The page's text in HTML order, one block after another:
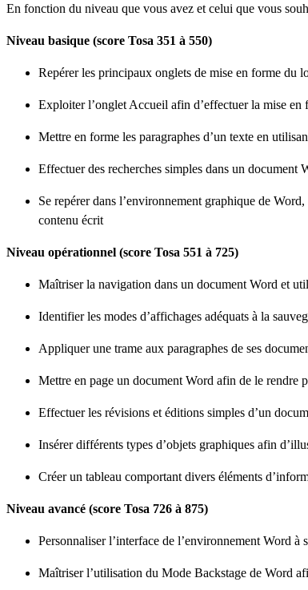
En fonction du niveau que vous avez et celui que vous
Niveau basique (score Tosa 351 à 550)
Repérer les principaux onglets de mise en forme du
Exploiter l’onglet Accueil afin d’effectuer la mise en
Mettre en forme les paragraphes d’un texte en
Effectuer des recherches simples dans un document
Se repérer dans l’environnement graphique de
contenu écrit
Niveau opérationnel (score Tosa 551 à 725)
Maîtriser la navigation dans un document Word et
Identifier les modes d’affichages adéquats à la
Appliquer une trame aux paragraphes de ses
Mettre en page un document Word afin de le rendre
Effectuer les révisions et éditions simples d’un
Insérer différents types d’objets graphiques afin
Créer un tableau comportant divers éléments
Niveau avancé (score Tosa 726 à 875)
Personnaliser l’interface de l’environnement Word à
Maîtriser l’utilisation du Mode Backstage de Word